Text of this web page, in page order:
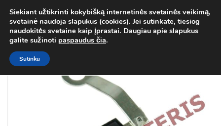
Atgal įKategorija
0
Siekiant užtikrinti kokybišką internetinės svetainės veikimą,
svetainė naudoja slapukus (cookies). Jei sutinkate, tiesiog
naudokitės svetaine kaip įprastai. Daugiau apie slapukus
galite sužinoti paspaudus čia.
Sutinku